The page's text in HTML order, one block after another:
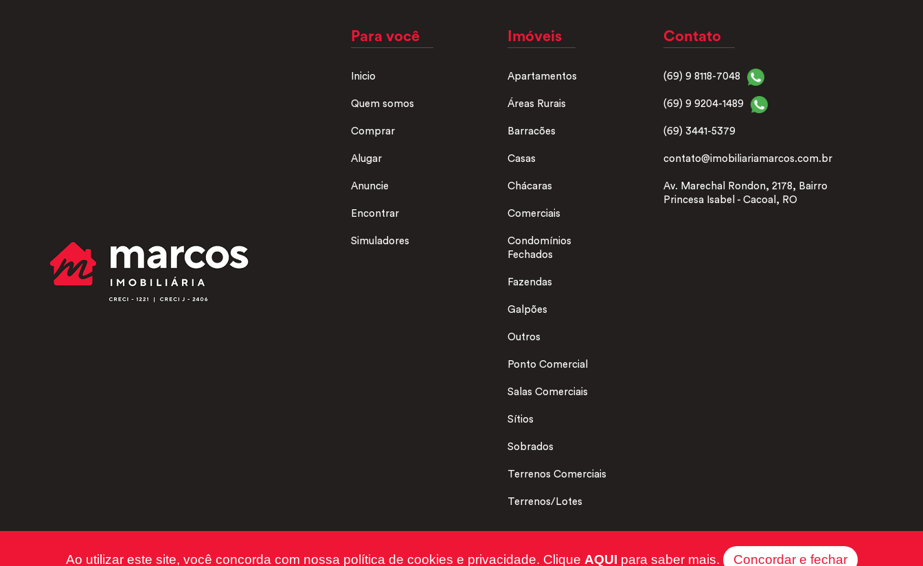
Ao utilizar este site, você concorda com nossa política de cookies e privacidade. Clique AQUI para saber mais. Concordar e fechar
Para você
Inicio
Quem somos
Comprar
Alugar
Anuncie
Encontrar
Simuladores
Imóveis
Apartamentos
Áreas Rurais
Barracões
Casas
Chácaras
Comerciais
Condomínios
Fechados
Fazendas
Galpões
Outros
Ponto Comercial
Salas Comerciais
Sítios
Sobrados
Terrenos Comerciais
Terrenos/Lotes
Contato
(69) 9 8118-7048
(69) 9 9204-1489
(69) 3441-5379
contato@imobiliariamarcos.com.br
Av. Marechal Rondon, 2178, Bairro
Princesa Isabel - Cacoal, RO